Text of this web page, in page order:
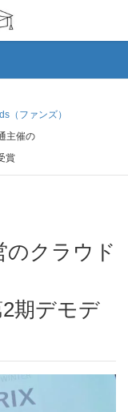
（ファンズ）
主催の
賞
2期デモデ